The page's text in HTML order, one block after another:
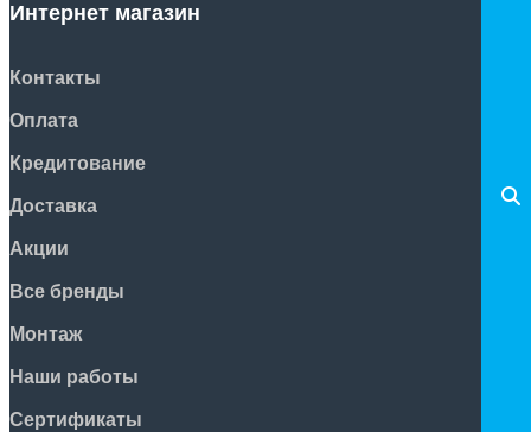
Интернет магазин
Контакты
Оплата
Кредитование
Доставка
Акции
Все бренды
Монтаж
Наши работы
Сертификаты